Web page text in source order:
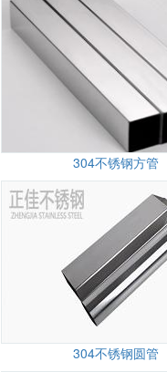
304不锈钢方管
304不锈钢圆管